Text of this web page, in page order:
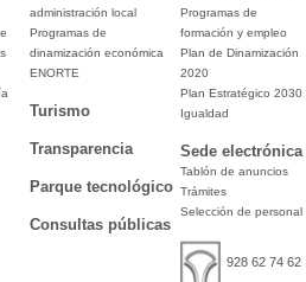
administración local
Programas de
dinamización económica
ENORTE
Turismo
Transparencia
Parque tecnológico
Consultas públicas
Programas de
formación y empleo
Plan de Dinamización
2020
Plan Estratégico 2030
Igualdad
Sede electrónica
Tablón de anuncios
Trámites
Selección de personal
928 62 74 62